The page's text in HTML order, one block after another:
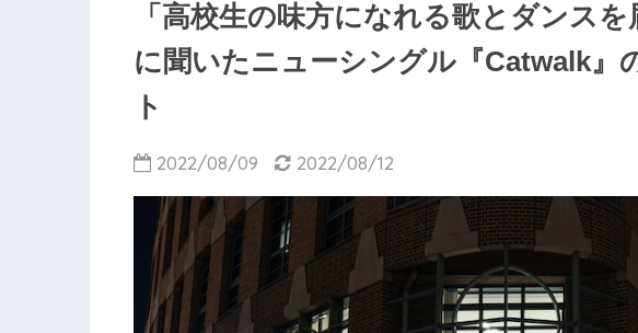
「高校生の味方になれる歌とダンス
に聞いたニューシングル『Catwalk』
ト
2022/08/09 2022/08/12